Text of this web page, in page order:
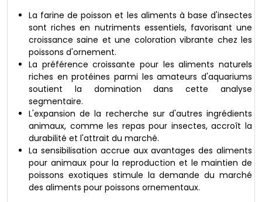
La farine de poisson et les aliments à base d'insectes
sont riches en nutriments essentiels, favorisant une
croissance saine et une coloration vibrante chez les
poissons d'ornement.
La préférence croissante pour les aliments naturels
riches en protéines parmi les amateurs d'aquariums
soutient la domination dans cette analyse
segmentaire.
L'expansion de la recherche sur d'autres ingrédients
animaux, comme les repas pour insectes, accroît la
durabilité et l'attrait du marché.
La sensibilisation accrue aux avantages des aliments
pour animaux pour la reproduction et le maintien de
poissons exotiques stimule la demande du marché
des aliments pour poissons ornementaux.